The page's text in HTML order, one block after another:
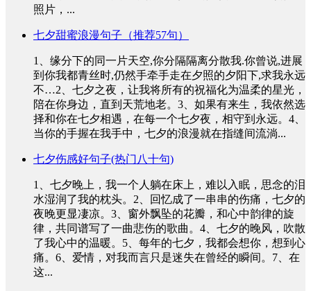
照片，...
七夕甜蜜浪漫句子（推荐57句）
1、缘分下的同一片天空,你分隔隔离分散我.你曾说,进展
到你我都青丝时,仍然手牵手走在夕照的夕阳下,求我永远
不…2、七夕之夜，让我将所有的祝福化为温柔的星光，
陪在你身边，直到天荒地老。3、如果有来生，我依然选
择和你在七夕相遇，在每一个七夕夜，相守到永远。4、
当你的手握在我手中，七夕的浪漫就在指缝间流淌...
七夕伤感好句子(热门八十句)
1、七夕晚上，我一个人躺在床上，难以入眠，思念的泪
水湿润了我的枕头。2、回忆成了一串串的伤痛，七夕的
夜晚更显凄凉。3、窗外飘坠的花瓣，和心中韵律的旋
律，共同谱写了一曲悲伤的歌曲。4、七夕的晚风，吹散
了我心中的温暖。5、每年的七夕，我都会想你，想到心
痛。6、爱情，对我而言只是迷失在曾经的瞬间。7、在
这...